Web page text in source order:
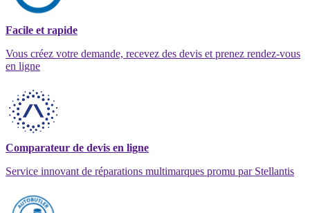
Facile et rapide
Vous créez votre demande, recevez des devis et prenez rendez-vous
en ligne
Comparateur de devis en ligne
Service innovant de réparations multimarques promu par Stellantis